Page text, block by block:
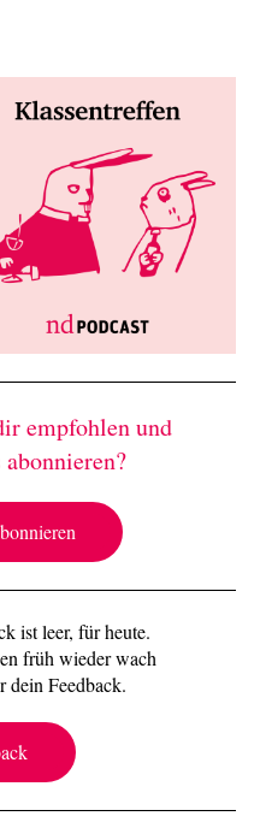
empfohlen und
ist leer, für heute.
früh wieder wach
dein Feedback.